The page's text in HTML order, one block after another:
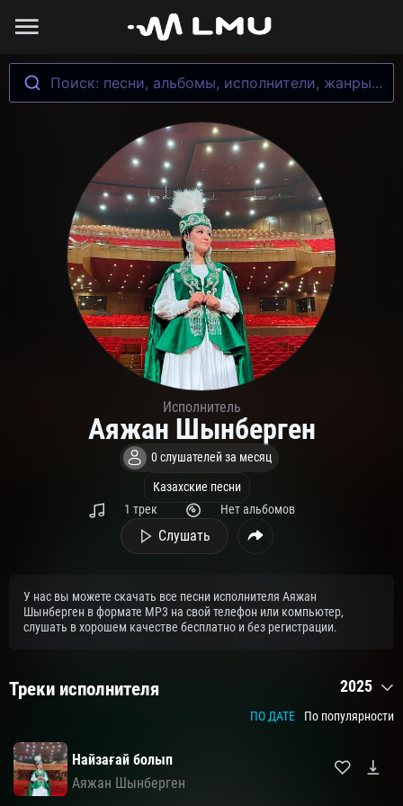
Поиск: песни, альбомы, исполнители, жанры...
Исполнитель
Аяжан Шынберген
0 слушателей за месяц
Казахские песни
1 трек
Нет альбомов
Слушать
У нас вы можете скачать все песни исполнителя Аяжан
Шынберген в формате MP3 на свой телефон или компьютер,
слушать в хорошем качестве бесплатно и без регистрации.
Треки исполнителя 2025
ПО ДАТЕ По популярности
Найзағай болып
Аяжан Шынберген